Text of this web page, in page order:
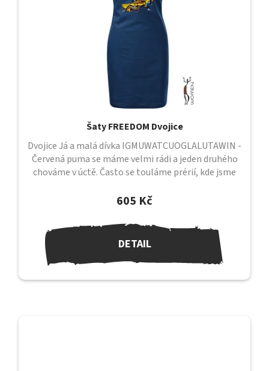
Šaty FREEDOM Dvojice
605 Kč
DETAIL
Dvojice Já a malá dívka IGMUWATCUOGLALUTAWIN -
Červená puma se máme velmi rádi a jeden druhého
chováme v úctě. Často se touláme prérií, kde jsme